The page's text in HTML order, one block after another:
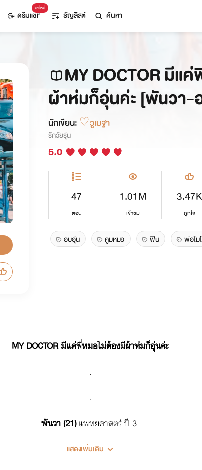
มาใหม่
ดรีมแชท ธัญลิสต์ ค้นหา
MY DOCTOR มีแ
ผ้าห่มก็อุ่นค่ะ [พันวา-
นักเขียน: ♡วูเมฐา
รักวัยรุ่น
5.0
47
ตอน
1.01M
เข้าชม
3.47K
ถูกใจ
อบอุ่น คูมหมอ ฟิน พ่อไม
MY DOCTOR มีแค่พี่หมอไม่ต้องมีผ้าห่มก็อุ่นค่ะ
.
.
พันวา (21)แพทยศาสตร์ ปี 3
HE SAID: เธอ..
แสดงเพิ่มเติม